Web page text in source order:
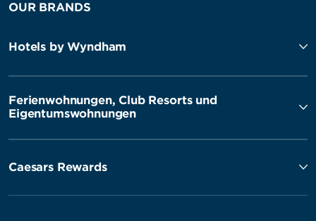
OUR BRANDS
Hotels by Wyndham
Ferienwohnungen, Club Resorts und
Eigentumswohnungen
Caesars Rewards